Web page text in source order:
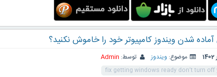
شدن ویندوز کامپیوتر خود را خاموش نکنید؟
موضوع: ویندوز توسط: Admin
fix getting windows ready don’t turn